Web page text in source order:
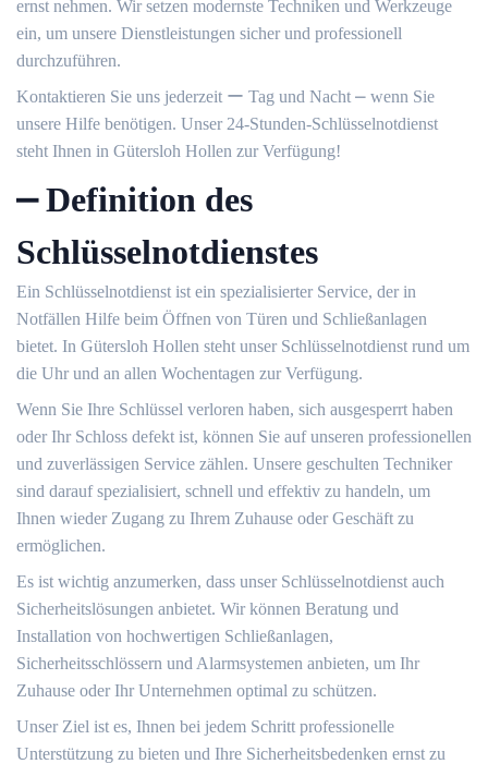
ernst nehmen.​ Wir setzen modernste Techniken und Werkzeuge
ein, um unsere Dienstleistungen sicher und professionell
durchzuführen.​
Kontaktieren Sie uns jederzeit ー Tag und Nacht ⎼ wenn Sie
unsere Hilfe benötigen.​ Unser 24-Stunden-Schlüsselnotdienst
steht Ihnen in Gütersloh Hollen zur Verfügung!​
⎼ Definition des
Schlüsselnotdienstes
Ein Schlüsselnotdienst ist ein spezialisierter Service, der in
Notfällen Hilfe beim Öffnen von Türen und Schließanlagen
bietet.​ In Gütersloh Hollen steht unser Schlüsselnotdienst rund um
die Uhr und an allen Wochentagen zur Verfügung.​
Wenn Sie Ihre Schlüssel verloren haben, sich ausgesperrt haben
oder Ihr Schloss defekt ist, können Sie auf unseren professionellen
und zuverlässigen Service zählen.​ Unsere geschulten Techniker
sind darauf spezialisiert, schnell und effektiv zu handeln, um
Ihnen wieder Zugang zu Ihrem Zuhause oder Geschäft zu
ermöglichen.​
Es ist wichtig anzumerken, dass unser Schlüsselnotdienst auch
Sicherheitslösungen anbietet.​ Wir können Beratung und
Installation von hochwertigen Schließanlagen,
Sicherheitsschlössern und Alarmsystemen anbieten, um Ihr
Zuhause oder Ihr Unternehmen optimal zu schützen.​
Unser Ziel ist es, Ihnen bei jedem Schritt professionelle
Unterstützung zu bieten und Ihre Sicherheitsbedenken ernst zu